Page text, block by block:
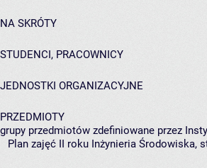
NA SKRÓTY
STUDENCI, PRACOWNICY
JEDNOSTKI ORGANIZACYJNE
PRZEDMIOTY
grupy przedmiotów zdefiniowane przez
Plan zajęć II roku Inżynieria Środowiska,